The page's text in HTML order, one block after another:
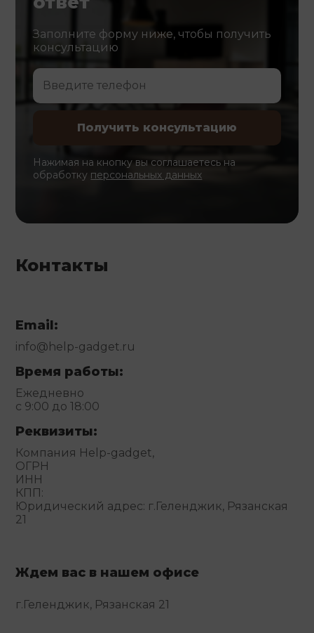
Заполните форму ниже, чтобы получить
консультацию
Нажимая на кнопку вы соглашаетесь на
обработку персональных данных
Контакты
Email:
info@help-gadget.ru
Время работы:
Ежедневно
с 9:00 до 18:00
Реквизиты:
Компания Help-gadget,
ОГРН
ИНН
КПП:
Юридический адрес: г.Геленджик, Рязанская
21
Ждем вас в нашем офисе
г.Геленджик, Рязанская 21